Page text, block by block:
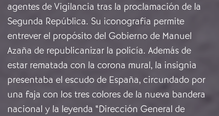
agentes de Vigilancia tras la proclamación de la
Segunda República. Su iconografía permite
entrever el propósito del Gobierno de Manuel
Azaña de republicanizar la policía. Además de
estar rematada con la corona mural, la insignia
presentaba el escudo de España, circundado por
una faja con los tres colores de la nueva bandera
nacional y la leyenda “Dirección General de